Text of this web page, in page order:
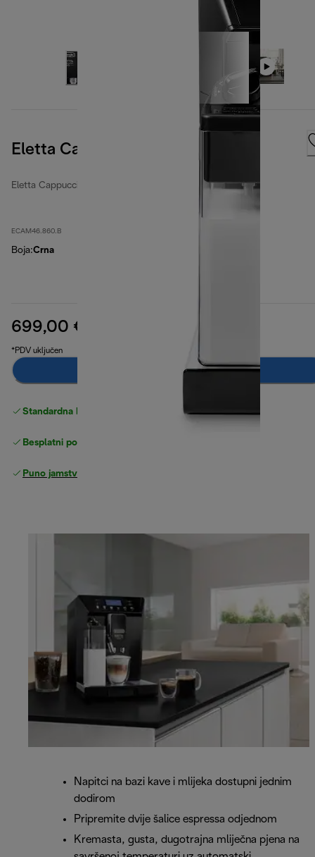
Eletta Cappuccino Evo, Black
Eletta Cappuccino Evo
ECAM46.860.B
Boja:Crna
699,00 €
*PDV uključen
Obavijesti me
Standardna besplatna
Besplatni povrati
Puno jamstvo proizvođača
Napitci na bazi kave i mlijeka dostupni jednim
dodirom
Pripremite dvije šalice espressa odjednom
Kremasta, gusta, dugotrajna mliječna pjena na